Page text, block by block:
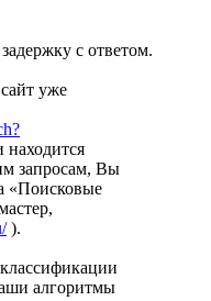
с ответом.
уже
находится
запросам, Вы
«Поисковые
).
алгоритмы